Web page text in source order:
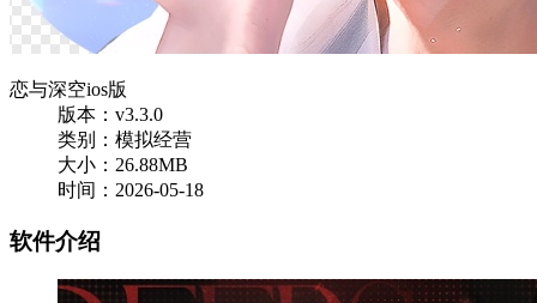
恋与深空ios版
版本：v3.3.0
类别：模拟经营
大小：26.88MB
时间：2026-05-18
软件介绍